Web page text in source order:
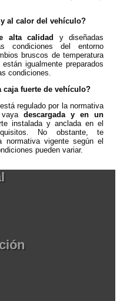
al calor del vehículo?
alta calidad
y diseñadas
condiciones del entorno
bruscos de temperatura
igualmente preparados
condiciones.
caja fuerte de vehículo?
regulado por la normativa
descargada y en un
instalada y anclada en el
No obstante, te
normativa vigente según el
pueden variar.